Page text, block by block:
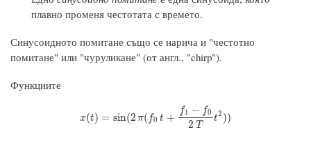
плавно променя честотата с времето.
Синусоидното помитане също се нарича и "честотно
помитане" или "чуруликане" (от англ., "chirp").
Функциите
x(t) = sin(2 π( f0 t +
f1 − f0
2 T
t2 ))
x(t =sin(2π( f0t + f1−f02Tt2))